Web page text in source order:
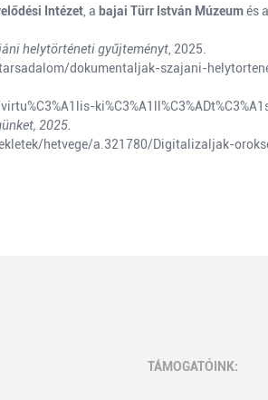
Intézet , a bajai Türr István Múzeumés a
helytörténeti gyűjteményt , 2025.
dokumentaljak-szajani-
2025.
hetvege/a.321780/Digitalizaljak-
TÁMOGATÓINK: